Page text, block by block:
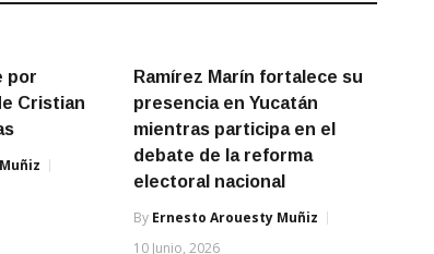
por
Cristian
Ramírez Marín fortalece su
presencia en Yucatán
mientras participa en el
debate de la reforma
electoral nacional
By Ernesto Arouesty Muñiz
10 Junio, 2026